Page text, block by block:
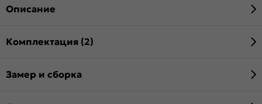
Описание
Комплектация (2)
Замер и сборка